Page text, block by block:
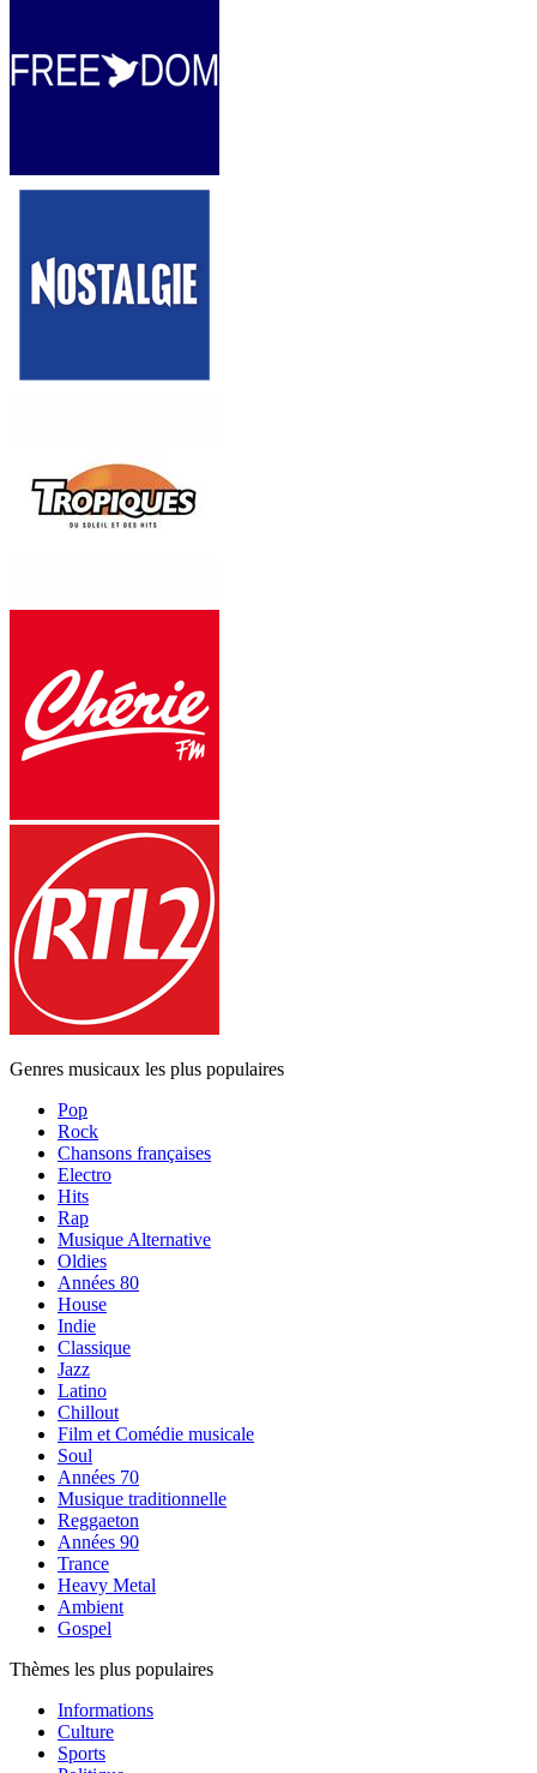
Genres musicaux les plus populaires
Pop
Rock
Chansons françaises
Electro
Hits
Rap
Musique Alternative
Oldies
Années 80
House
Indie
Classique
Jazz
Latino
Chillout
Film et Comédie musicale
Soul
Années 70
Musique traditionnelle
Reggaeton
Années 90
Trance
Heavy Metal
Ambient
Gospel
Thèmes les plus populaires
Informations
Culture
Sports